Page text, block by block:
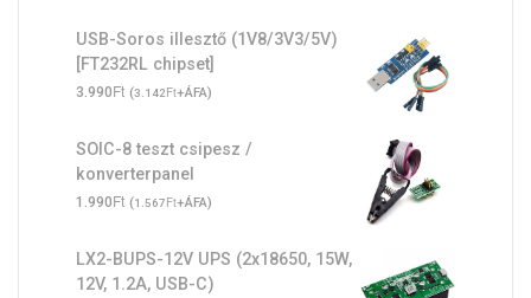
USB-Soros illesztő (1V8/3V3/5V)
[FT232RL chipset]
3.990Ft (3.142Ft+ÁFA)
SOIC-8 teszt csipesz /
konverterpanel
1.990Ft (1.567Ft+ÁFA)
LX2-BUPS-12V UPS (2x18650, 15W,
12V, 1.2A, USB-C)